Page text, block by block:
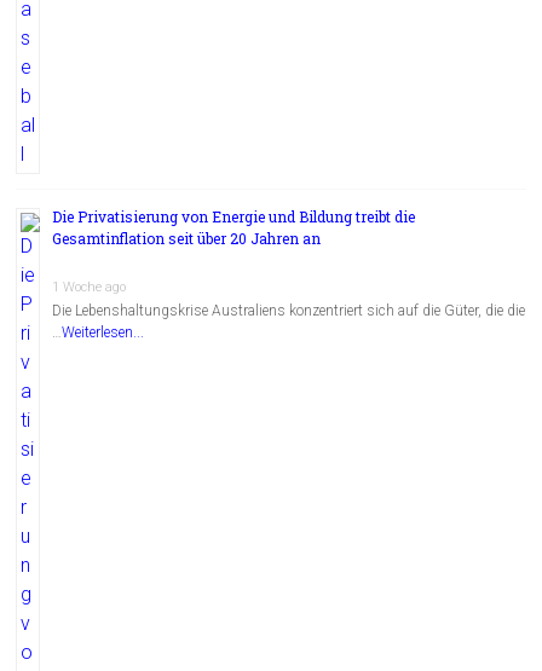
Die Privatisierung von Energie und Bildung treibt die
Gesamtinflation seit über 20 Jahren an
1 Woche ago
Die Lebenshaltungskrise Australiens konzentriert sich auf die Güter, die die
…Weiterlesen...